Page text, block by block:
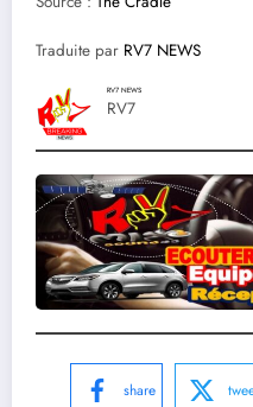
Traduite par RV7 NEWS
RV7 NEWS
RV7
share